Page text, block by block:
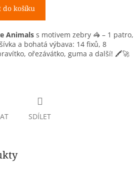
do košíku
Animals s motivem zebry 🦓 – 1 patro,
a bohatá výbava: 14 fixů, 8
ořezávátko, guma a další! 🖍️🚀
SDÍLET